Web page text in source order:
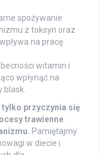
spożywanie
z toksyn oraz
na pracę
witamin i
wpłynąć na
blask.
tylko przyczynia się
trawienne
Pamiętajmy
w diecie i